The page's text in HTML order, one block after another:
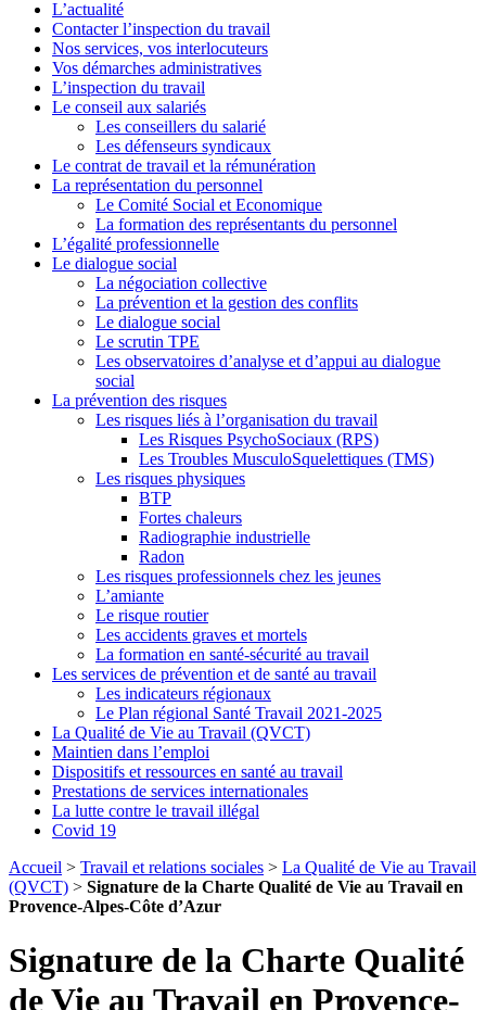
L’actualité
Contacter l’inspection du travail
Nos services, vos interlocuteurs
Vos démarches administratives
L’inspection du travail
Le conseil aux salariés
Les conseillers du salarié
Les défenseurs syndicaux
Le contrat de travail et la rémunération
La représentation du personnel
Le Comité Social et Economique
La formation des représentants du personnel
L’égalité professionnelle
Le dialogue social
La négociation collective
La prévention et la gestion des conflits
Le dialogue social
Le scrutin TPE
Les observatoires d’analyse et d’appui au dialogue
social
La prévention des risques
Les risques liés à l’organisation du travail
Les Risques PsychoSociaux (RPS)
Les Troubles MusculoSquelettiques (TMS)
Les risques physiques
BTP
Fortes chaleurs
Radiographie industrielle
Radon
Les risques professionnels chez les jeunes
L’amiante
Le risque routier
Les accidents graves et mortels
La formation en santé-sécurité au travail
Les services de prévention et de santé au travail
Les indicateurs régionaux
Le Plan régional Santé Travail 2021-2025
La Qualité de Vie au Travail (QVCT)
Maintien dans l’emploi
Dispositifs et ressources en santé au travail
Prestations de services internationales
La lutte contre le travail illégal
Covid 19
Accueil > Travail et relations sociales > La Qualité de Vie au Travail
(QVCT) > Signature de la Charte Qualité de Vie au Travail en
Provence-Alpes-Côte d’Azur
Signature de la Charte Qualité
de Vie au Travail en Provence-